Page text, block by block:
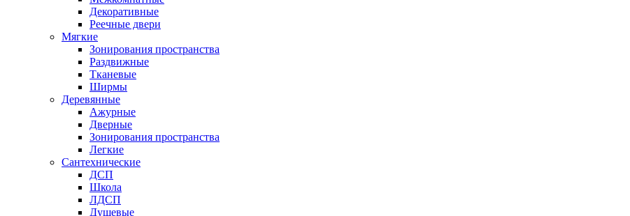
Декоративные
Реечные двери
Мягкие
Зонирования пространства
Раздвижные
Тканевые
Ширмы
Деревянные
Ажурные
Дверные
Зонирования пространства
Легкие
Сантехнические
ДСП
Школа
ЛДСП
Душевые